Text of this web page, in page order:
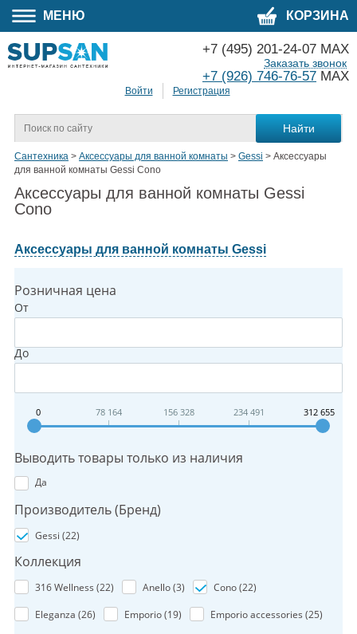
МЕНЮ КОРЗИНА
Войти Регистрация
+7 (495) 201-24-07 MAX
+7 (926) 746-76-57 MAX
Заказать звонок
Сантехника > Аксессуары для ванной комнаты > Gessi > Аксессуары
для ванной комнаты Gessi Cono
Аксессуары для ванной комнаты Gessi
Cono
Аксессуары для ванной комнаты Gessi
Розничная цена
От
До
0 78 164 156 328 234 491 312 655
Выводить товары только из наличия
Да
Производитель (Бренд)
Gessi (22)
Коллекция
316 Wellness (22) Anello (3) Cono (22)
Eleganza (26) Emporio (19) Emporio accessories (25)